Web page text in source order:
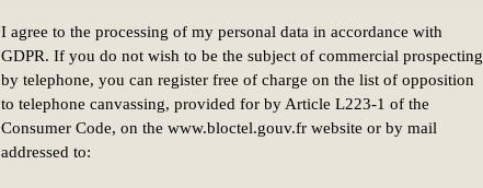
I agree to the processing of my personal data in accordance with
GDPR. If you do not wish to be the subject of commercial prospecting
by telephone, you can register free of charge on the list of opposition
to telephone canvassing, provided for by Article L223-1 of the
Consumer Code, on the www.bloctel.gouv.fr website or by mail
addressed to: